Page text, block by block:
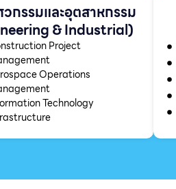
กรรมและอุตสาหกรรม
& Industrial)
Project
Operations
Technology